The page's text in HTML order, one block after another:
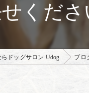
くださ
ドッグサロン Udog ブロ